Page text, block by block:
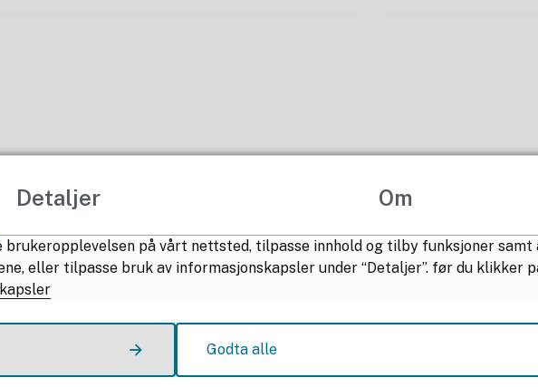
Fant du det du lette etter?
Ja Nei
oss
Kontakt Nordland fylkeskommune
Nyttige
Detaljer Om
på vårt nettsted, tilpasse innhold og tilby funksjoner samt
eller tilpasse bruk av informasjonskapsler under “Detaljer”. før du klikker
Godta alle